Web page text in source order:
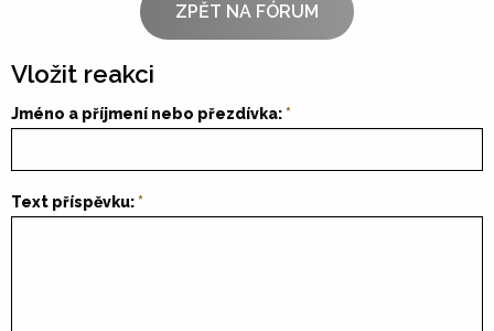
ZPĚT NA FÓRUM
Vložit reakci
Jméno a příjmení nebo přezdívka:
Text příspěvku: